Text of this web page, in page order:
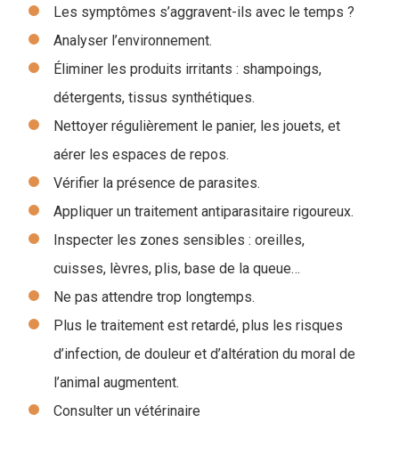
Les symptômes s’aggravent-ils avec le temps ?
Analyser l’environnement.
Éliminer les produits irritants : shampoings,
détergents, tissus synthétiques.
Nettoyer régulièrement le panier, les jouets, et
aérer les espaces de repos.
Vérifier la présence de parasites.
Appliquer un traitement antiparasitaire rigoureux.
Inspecter les zones sensibles : oreilles,
cuisses, lèvres, plis, base de la queue…
Ne pas attendre trop longtemps.
Plus le traitement est retardé, plus les risques
d’infection, de douleur et d’altération du moral de
l’animal augmentent.
Consulter un vétérinaire